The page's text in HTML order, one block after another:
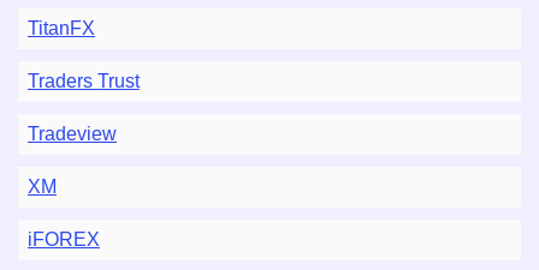
TitanFX
Traders Trust
Tradeview
XM
iFOREX